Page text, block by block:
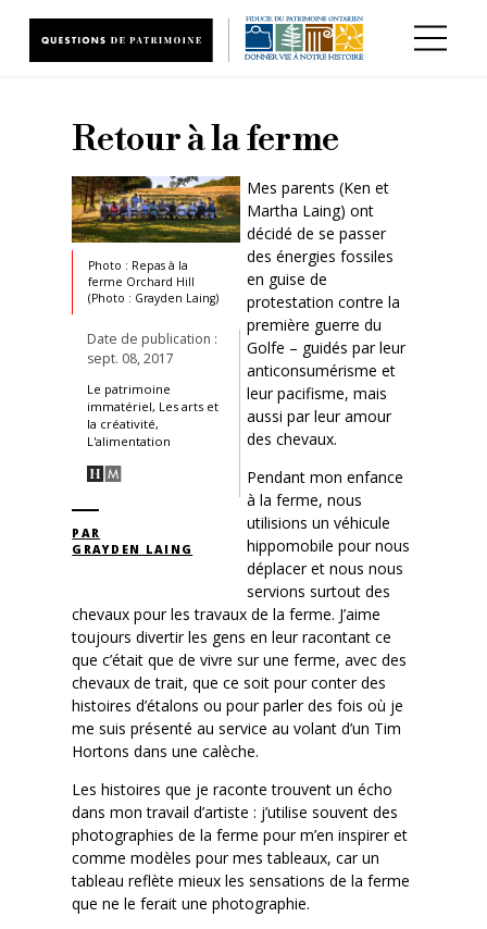
Retour à la ferme
Photo : Repas à la
ferme Orchard Hill
(Photo : Grayden Laing)
Date de publication :
sept. 08, 2017
Le patrimoine
immatériel, Les arts et
la créativité,
L'alimentation
PAR
GRAYDEN LAING
Mes parents (Ken et
Martha Laing) ont
décidé de se passer
des énergies fossiles
en guise de
protestation contre la
première guerre du
Golfe – guidés par leur
anticonsumérisme et
leur pacifisme, mais
aussi par leur amour
des chevaux.
Pendant mon enfance
à la ferme, nous
utilisions un véhicule
hippomobile pour nous
déplacer et nous nous
servions surtout des
chevaux pour les travaux de la ferme. J’aime
toujours divertir les gens en leur racontant ce
que c’était que de vivre sur une ferme, avec des
chevaux de trait, que ce soit pour conter des
histoires d’étalons ou pour parler des fois où je
me suis présenté au service au volant d’un Tim
Hortons dans une calèche.
Les histoires que je raconte trouvent un écho
dans mon travail d’artiste : j’utilise souvent des
photographies de la ferme pour m’en inspirer et
comme modèles pour mes tableaux, car un
tableau reflète mieux les sensations de la ferme
que ne le ferait une photographie.